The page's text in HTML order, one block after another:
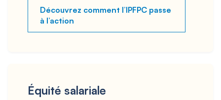
Découvrez comment l’IPFPC passe
à l’action
Équité salariale